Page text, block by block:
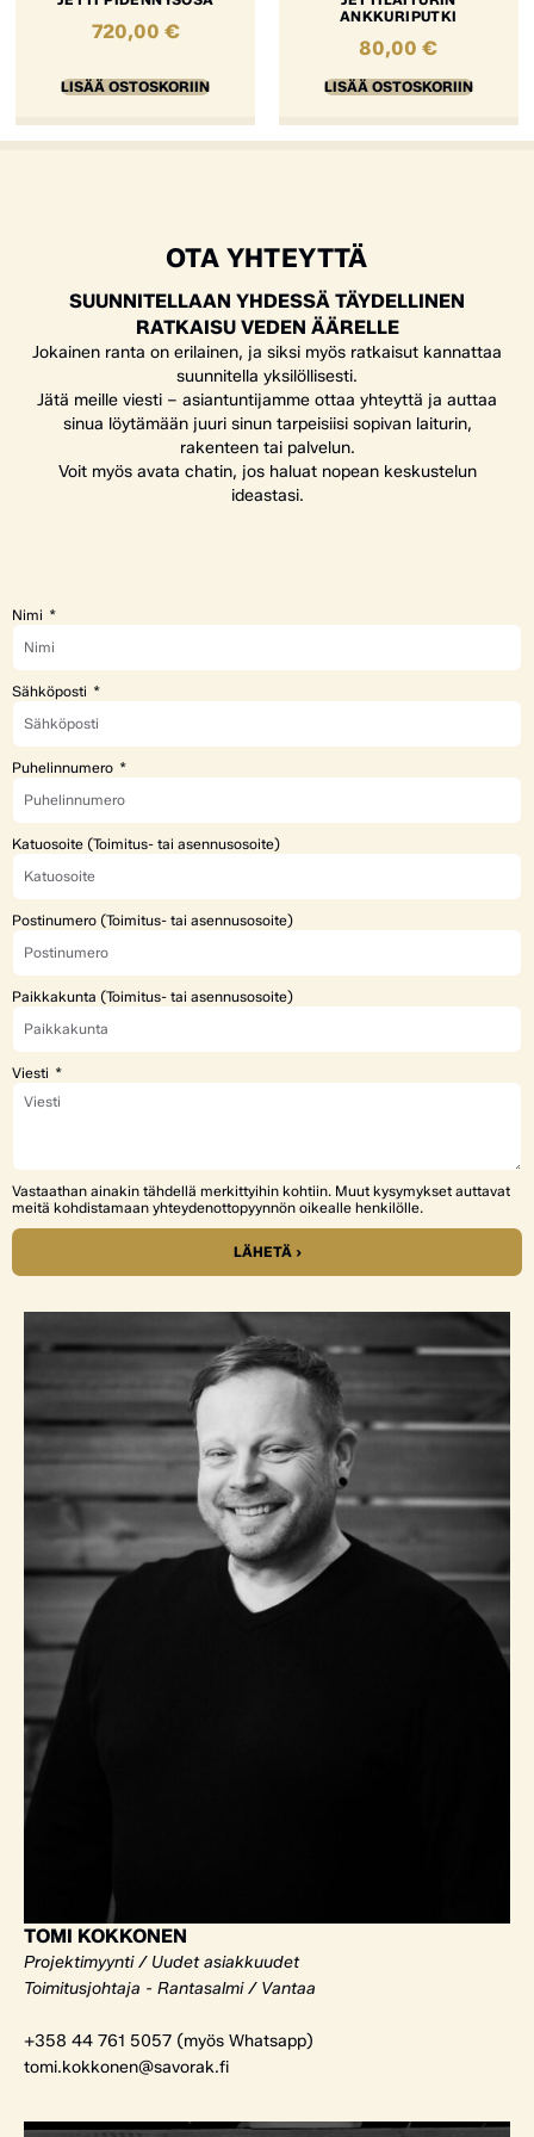
720,00 €
LISÄÄ OSTOSKORIIN
ANKKURIPUTKI
80,00€
LISÄÄ OSTOSKORIIN
OTA YHTEYTTÄ
SUUNNITELLAAN YHDESSÄ TÄYDELLINEN
RATKAISU VEDEN ÄÄRELLE
Jokainen ranta on erilainen, ja siksi myös ratkaisut kannattaa
suunnitella yksilöllisesti.
Jätä meille viesti – asiantuntijamme ottaa yhteyttä ja auttaa
sinua löytämään juuri sinun tarpeisiisi sopivan laiturin,
rakenteen tai palvelun.
Voit myös avata chatin, jos haluat nopean keskustelun
ideastasi.
Nimi
Sähköposti
Puhelinnumero
Katuosoite (Toimitus- tai asennusosoite)
Postinumero (Toimitus- tai asennusosoite)
Paikkakunta (Toimitus- tai asennusosoite)
Viesti
Vastaathan ainakin tähdellä merkittyihin kohtiin. Muut kysymykset auttavat
meitä kohdistamaan yhteydenottopyynnön oikealle henkilölle.
LÄHETÄ ›
TOMI KOKKONEN
Projektimyynti / Uudet asiakkuudet
Toimitusjohtaja - Rantasalmi / Vantaa
+358 44 761 5057 (myös Whatsapp)
tomi.kokkonen@savorak.fi